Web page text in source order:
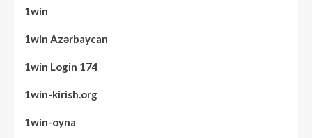
1win
1win Azərbaycan
1win Login 174
1win-kirish.org
1win-oyna